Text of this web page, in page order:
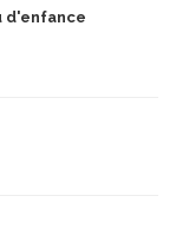
d'enfance